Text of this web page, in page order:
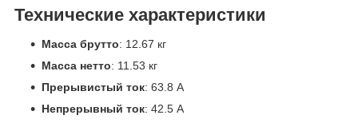
Технические характеристики
Масса брутто: 12.67 кг
Масса нетто: 11.53 кг
Прерывистый ток: 63.8 А
Непрерывный ток: 42.5 А